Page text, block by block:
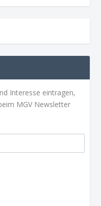
Interesse eintragen,
MGV Newsletter